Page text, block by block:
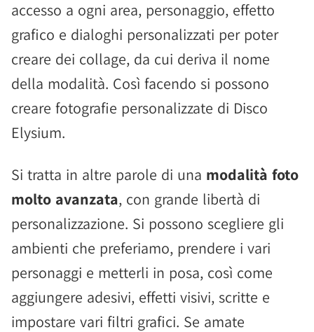
accesso a ogni area, personaggio, effetto
grafico e dialoghi personalizzati per poter
creare dei collage, da cui deriva il nome
della modalità. Così facendo si possono
creare fotografie personalizzate di Disco
Elysium.
Si tratta in altre parole di una modalità foto
molto avanzata, con grande libertà di
personalizzazione. Si possono scegliere gli
ambienti che preferiamo, prendere i vari
personaggi e metterli in posa, così come
aggiungere adesivi, effetti visivi, scritte e
impostare vari filtri grafici. Se amate